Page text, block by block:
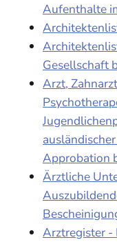
Aufenthalte
Gesellschaft
Arzt,
Approbation
Ärztliche
Arztregister -